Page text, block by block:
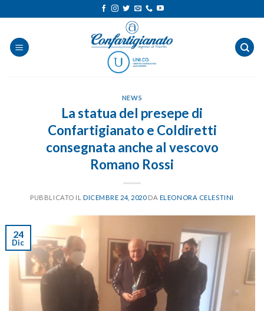
ai
contenuti
NEWS
La statua del presepe di
Confartigianato e Coldiretti
consegnata anche al vescovo
Romano Rossi
PUBBLICATO IL DICEMBRE 24, 2020 DA ELEONORA CELESTINI
24
Dic